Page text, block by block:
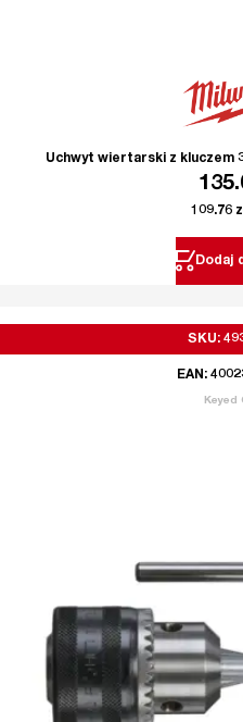
Uchwyt wiertarski z kluczem
109.76
Dodaj
SKU:
EAN:
Keyed